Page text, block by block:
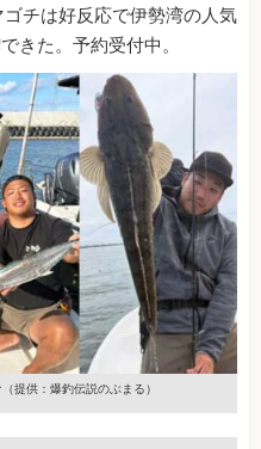
チは好反応で伊勢湾の人気
きた。予約受付中。
（提供：爆釣伝説のぶまる）